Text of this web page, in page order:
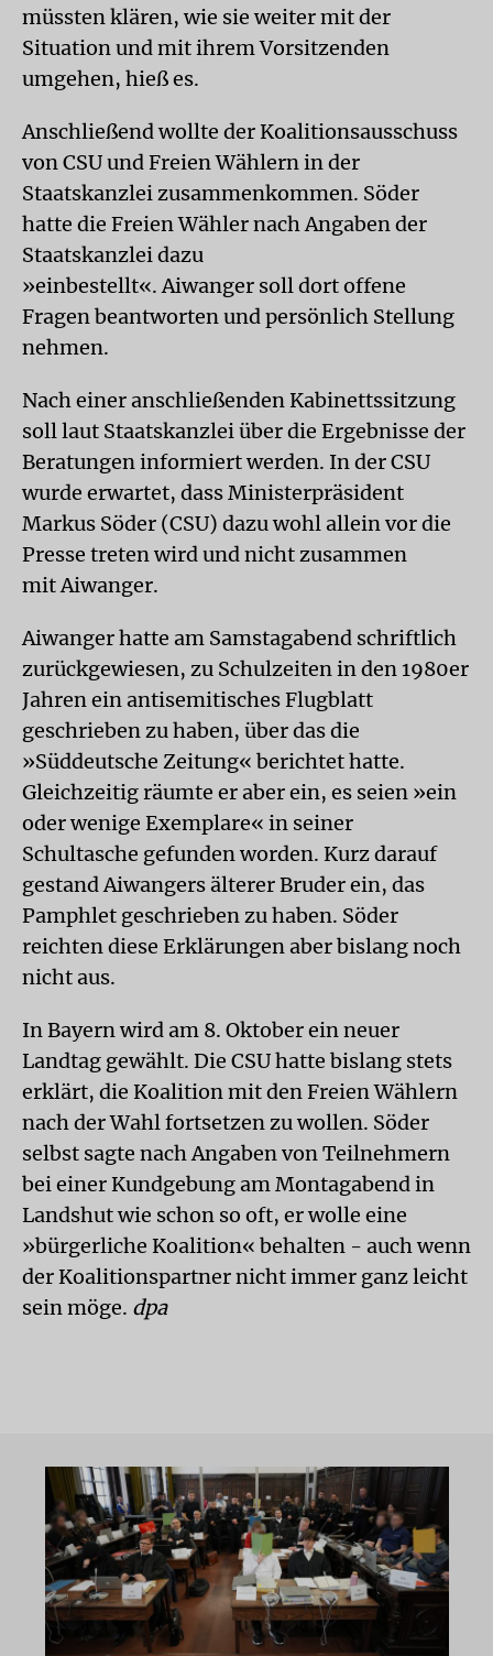
müssten klären, wie sie weiter mit der
Situation und mit ihrem Vorsitzenden
umgehen, hieß es.
Anschließend wollte der Koalitionsausschuss
von CSU und Freien Wählern in der
Staatskanzlei zusammenkommen. Söder
hatte die Freien Wähler nach Angaben der
Staatskanzlei dazu
»einbestellt«. Aiwanger soll dort offene
Fragen beantworten und persönlich Stellung
nehmen.
Nach einer anschließenden Kabinettssitzung
soll laut Staatskanzlei über die Ergebnisse der
Beratungen informiert werden. In der CSU
wurde erwartet, dass Ministerpräsident
Markus Söder (CSU) dazu wohl allein vor die
Presse treten wird und nicht zusammen
mit Aiwanger.
Aiwanger hatte am Samstagabend schriftlich
zurückgewiesen, zu Schulzeiten in den 1980er
Jahren ein antisemitisches Flugblatt
geschrieben zu haben, über das die
»Süddeutsche Zeitung« berichtet hatte.
Gleichzeitig räumte er aber ein, es seien »ein
oder wenige Exemplare« in seiner
Schultasche gefunden worden. Kurz darauf
gestand Aiwangers älterer Bruder ein, das
Pamphlet geschrieben zu haben. Söder
reichten diese Erklärungen aber bislang noch
nicht aus.
In Bayern wird am 8. Oktober ein neuer
Landtag gewählt. Die CSU hatte bislang stets
erklärt, die Koalition mit den Freien Wählern
nach der Wahl fortsetzen zu wollen. Söder
selbst sagte nach Angaben von Teilnehmern
bei einer Kundgebung am Montagabend in
Landshut wie schon so oft, er wolle eine
»bürgerliche Koalition« behalten - auch wenn
der Koalitionspartner nicht immer ganz leicht
sein möge. dpa